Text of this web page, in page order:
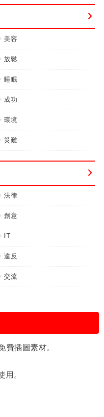
美容
放鬆
睡眠
成功
環境
災難
法律
創意
IT
違反
交流
費插圖素材。
用。